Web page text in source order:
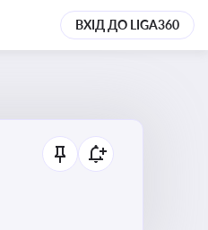
ВХІД ДО LIGA360